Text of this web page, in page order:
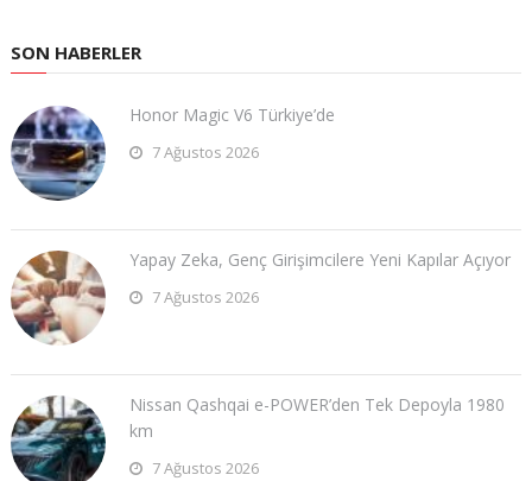
SON HABERLER
Honor Magic V6 Türkiye’de
7 Ağustos 2026
Yapay Zeka, Genç Girişimcilere Yeni Kapılar Açıyor
7 Ağustos 2026
Nissan Qashqai e-POWER’den Tek Depoyla 1980
km
7 Ağustos 2026